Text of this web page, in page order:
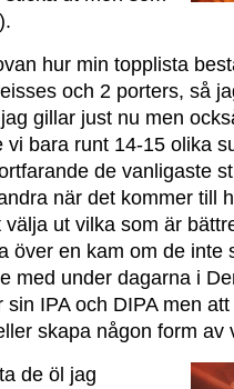
hur min topplista
och 2 porters, så
gillar just nu men
vi bara runt 14-15 olika
de vanligaste
när det kommer till
ut vilka som är
över en kam om de inte
med under dagarna i
IPA och DIPA men
skapa någon form av
de öl jag